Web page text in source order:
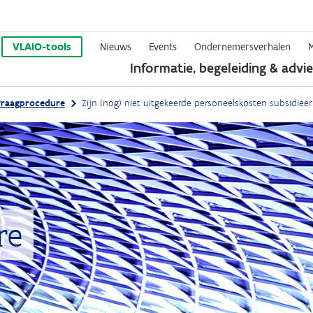
Overslaan
en
naar
de
inhoud
gaan
VLAIO-tools Nieuws Events Ondernemersverhalen
Informatie, begeleiding &
Zijn (nog) niet uitgekeerde personeelskosten